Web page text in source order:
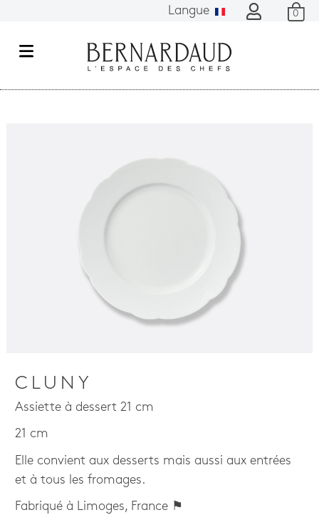
Langue 0
M
CLUNY
Assiette à dessert 21 cm
21 cm
Elle convient aux desserts mais aussi aux entrées
et à tous les fromages.
Fabriqué à Limoges, France ⚑